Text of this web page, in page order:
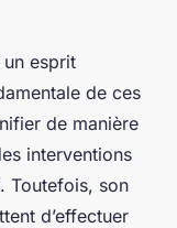
esprit
de ces
de manière
interventions
Toutefois, son
d’effectuer